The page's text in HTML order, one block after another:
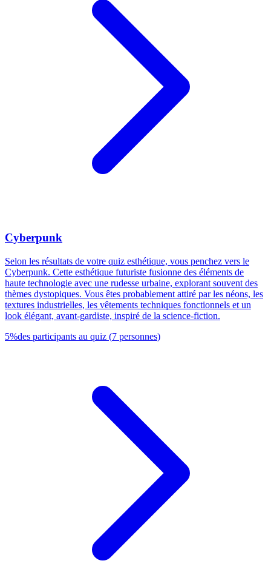
Cyberpunk
Selon les résultats de votre quiz esthétique, vous penchez vers le
Cyberpunk. Cette esthétique futuriste fusionne des éléments de
haute technologie avec une rudesse urbaine, explorant souvent des
thèmes dystopiques. Vous êtes probablement attiré par les néons, les
textures industrielles, les vêtements techniques fonctionnels et un
look élégant, avant-gardiste, inspiré de la science-fiction.
5%des participants au quiz (7 personnes)